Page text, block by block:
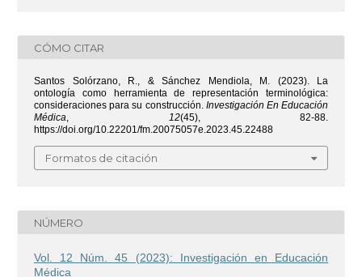
CÓMO CITAR
Santos Solórzano, R., & Sánchez Mendiola, M. (2023). La
ontología como herramienta de representación terminológica:
consideraciones para su construcción. Investigación En Educación
Médica, 12(45), 82-88.
https://doi.org/10.22201/fm.20075057e.2023.45.22488
Formatos de citación
NÚMERO
Vol. 12 Núm. 45 (2023): Investigación en Educación
Médica